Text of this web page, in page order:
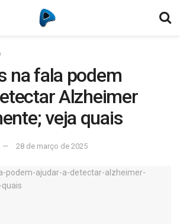
na fala podem
Alzheimer
veja quais
28 de março de 2025